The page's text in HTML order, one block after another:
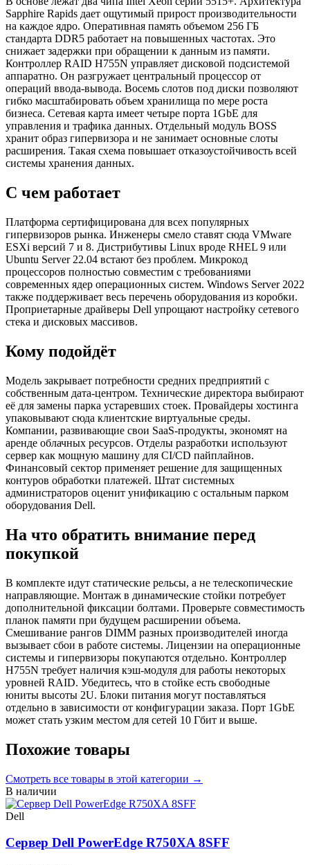
Sapphire Rapids дает ощутимый прирост производительности
на каждое ядро. Оперативная память объемом 256 ГБ
стандарта DDR5 работает на повышенных частотах. Это
снижает задержки при обращении к данным из памяти.
Контроллер RAID H755N управляет дисковой подсистемой
аппаратно. Он разгружает центральный процессор от
операций ввода-вывода. Восемь слотов под диски позволяют
гибко масштабировать объем хранилища по мере роста
бизнеса. Сетевая карта имеет четыре порта 1GbE для
управления и трафика данных. Отдельный модуль BOSS
хранит образ гипервизора и не занимает основные слоты
расширения. Такая схема повышает отказоустойчивость всей
системы хранения данных.
С чем работает
Платформа сертифицирована для всех популярных
гипервизоров рынка. Инженеры смело ставят сюда VMware
ESXi версий 7 и 8. Дистрибутивы Linux вроде RHEL 9 или
Ubuntu Server 22.04 встают без проблем. Микрокод
процессоров полностью совместим с требованиями
современных ядер операционных систем. Windows Server 2022
также поддерживает весь перечень оборудования из коробки.
Проприетарные драйверы Dell упрощают настройку сетевого
стека и дисковых массивов.
Кому подойдёт
Модель закрывает потребности средних предприятий с
собственным дата-центром. Технические директора выбирают
её для замены парка устаревших стоек. Провайдеры хостинга
упаковывают сюда клиентские виртуальные среды.
Компании, развивающие свои SaaS-продукты, экономят на
аренде облачных ресурсов. Отделы разработки используют
сервер как мощную машину для CI/CD пайплайнов.
Финансовый сектор применяет решение для защищенных
контуров обработки платежей. Штат системных
администраторов оценит унификацию с остальным парком
оборудования Dell.
На что обратить внимание перед
покупкой
В комплекте идут статические рельсы, а не телескопические
направляющие. Монтаж в динамические стойки потребует
дополнительной фиксации болтами. Проверьте совместимость
планок памяти при будущем расширении объема.
Смешивание рангов DIMM разных производителей иногда
вызывает сбои в работе системы. Лицензии на операционные
системы и гипервизоры покупаются отдельно. Контроллер
H755N требует наличия кэш-модуля для работы некоторых
уровней RAID. Убедитесь, что в стойке есть свободные
юниты высоты 2U. Блоки питания могут поставляться
отдельно в зависимости от конфигурации заказа. Порт 1GbE
может стать узким местом для сетей 10 Гбит и выше.
Похожие товары
Смотреть все товары в этой категории →
В наличии
Dell
Сервер Dell PowerEdge R750XA 8SFF